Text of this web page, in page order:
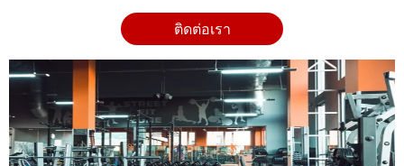
ติดต่อเรา
ติดต่อเรา